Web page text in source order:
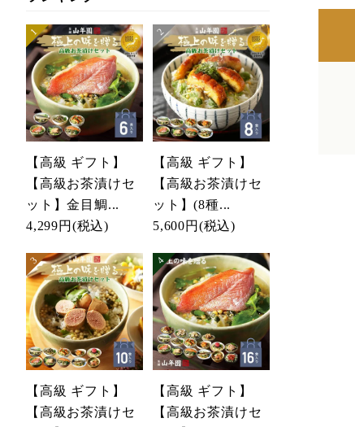
【高級 ギフト】
【高級お茶漬けセ
ット】金目鯛...
4,299円 (税込)
【高級 ギフト】
【高級お茶漬けセ
ット】(8種...
5,600円 (税込)
【高級 ギフト】
【高級お茶漬けセ
【高級 ギフト】
【高級お茶漬けセ